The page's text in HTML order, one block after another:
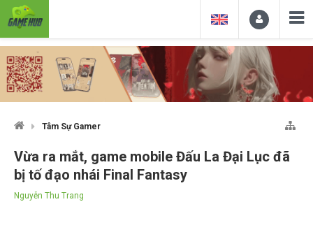
Tâm Sự Gamer
Vừa ra mắt, game mobile Đấu La Đại Lục đã
bị tố đạo nhái Final Fantasy
Nguyễn Thu Trang